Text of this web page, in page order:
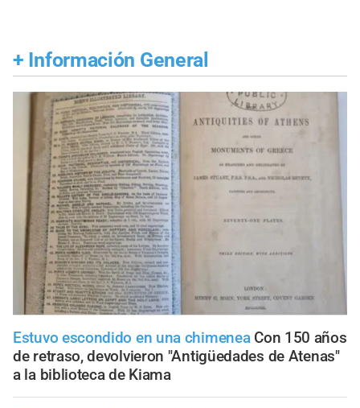
+ Información General
Estuvo escondido en una chimenea Con 150 años
de retraso, devolvieron "Antigüedades de Atenas"
a la biblioteca de Kiama